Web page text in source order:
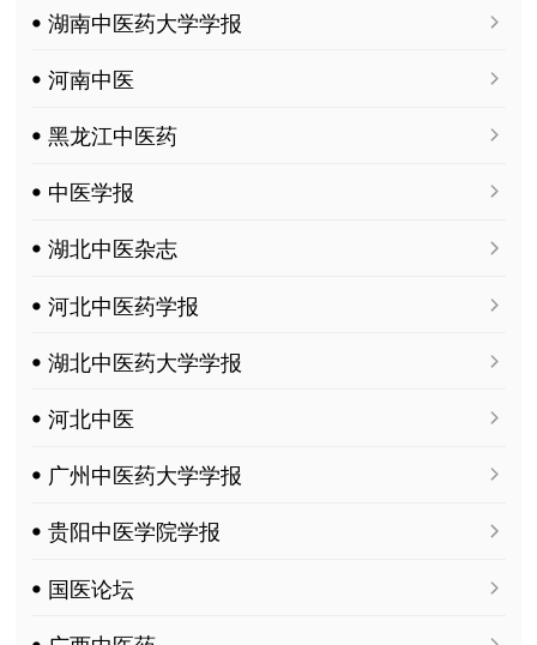
ꔷ 湖南中医药大学学报
ꔷ 河南中医
ꔷ 黑龙江中医药
ꔷ 中医学报
ꔷ 湖北中医杂志
ꔷ 河北中医药学报
ꔷ 湖北中医药大学学报
ꔷ 河北中医
ꔷ 广州中医药大学学报
ꔷ 贵阳中医学院学报
ꔷ 国医论坛